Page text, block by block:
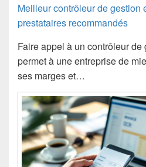
Meilleur contrôleur de gestion
prestataires recommandés
Faire appel à un contrôleur
permet à une entreprise de
ses marges et…